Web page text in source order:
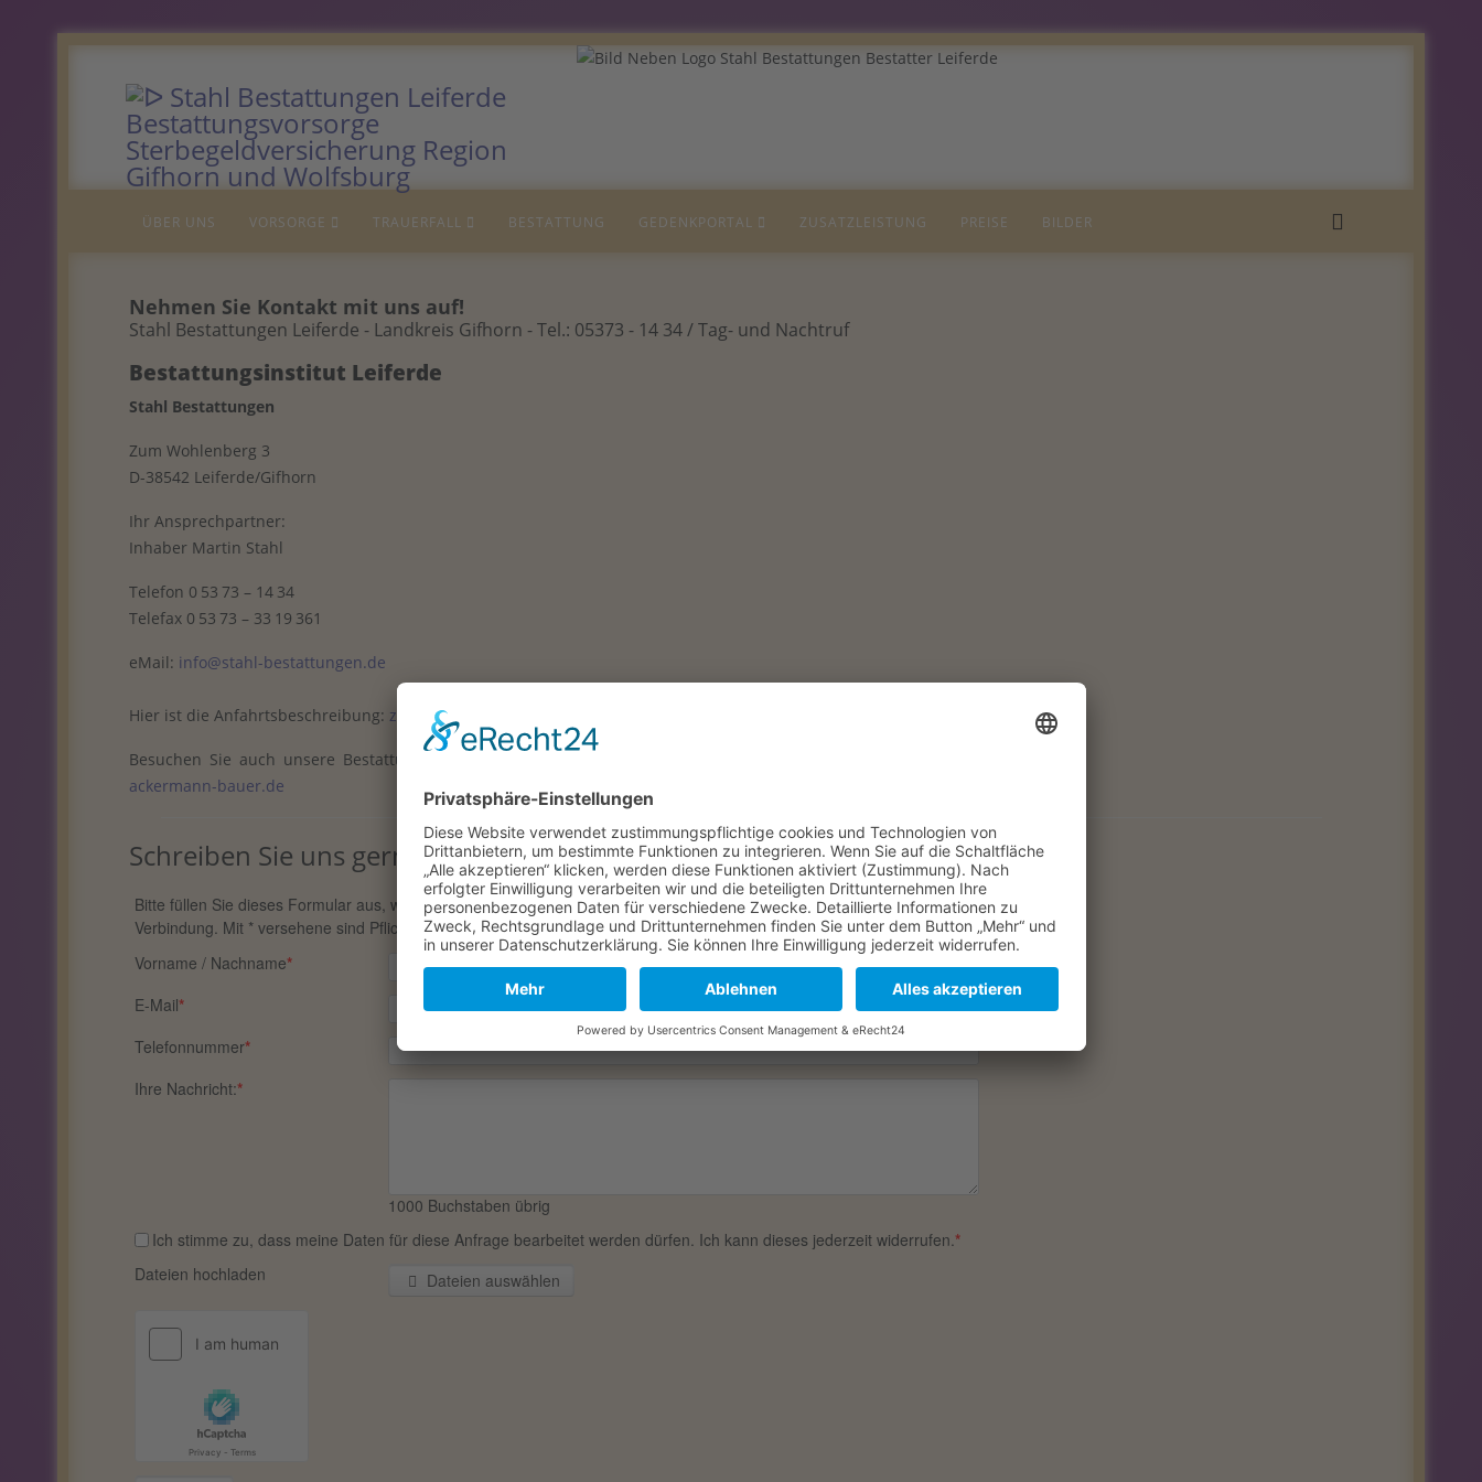
ÜBER UNS VORSORGE TRAUERFALL BESTATTUNG GEDENKPORTAL ZUSATZLEISTUNG PREISE BILDER
Nehmen Sie Kontakt mit uns auf!
Stahl Bestattungen Leiferde - Landkreis Gifhorn - Tel.: 05373 - 14 34 / Tag- und Nachtruf
Bestattungsinstitut Leiferde
Stahl Bestattungen
Zum Wohlenberg 3
D-38542 Leiferde/Gifhorn
Ihr Ansprechpartner:
Inhaber Martin Stahl
Telefon 0 53 73 – 14 34
Telefax 0 53 73 – 33 19 361
eMail: info@stahl-bestattungen.de
Hier ist die Anfahrtsbeschreibung: zur Karte
Besuchen Sie auch unsere Bestattungsinstitute in Hannover unter der Adresse:
ackermann-bauer.de
Schreiben Sie uns gerne!
Bitte füllen Sie dieses Formular aus, wenn Sie weitere Informationen benötigen. Wir treten schnellstmöglich mit Ihnen in
Verbindung. Mit * versehene sind Pflichtfelder.
Vorname / Nachname*
E-Mail*
Telefonnummer*
Ihre Nachricht:*
1000 Buchstaben übrig
Ich stimme zu, dass meine Daten für diese Anfrage bearbeitet werden dürfen. Ich kann dieses jederzeit widerrufen.*
Dateien hochladen
Dateien auswählen